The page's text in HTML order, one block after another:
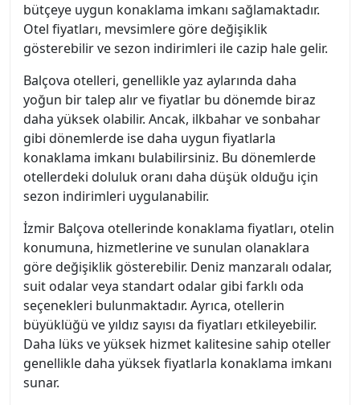
bütçeye uygun konaklama imkanı sağlamaktadır.
Otel fiyatları, mevsimlere göre değişiklik
gösterebilir ve sezon indirimleri ile cazip hale gelir.
Balçova otelleri, genellikle yaz aylarında daha
yoğun bir talep alır ve fiyatlar bu dönemde biraz
daha yüksek olabilir. Ancak, ilkbahar ve sonbahar
gibi dönemlerde ise daha uygun fiyatlarla
konaklama imkanı bulabilirsiniz. Bu dönemlerde
otellerdeki doluluk oranı daha düşük olduğu için
sezon indirimleri uygulanabilir.
İzmir Balçova otellerinde konaklama fiyatları, otelin
konumuna, hizmetlerine ve sunulan olanaklara
göre değişiklik gösterebilir. Deniz manzaralı odalar,
suit odalar veya standart odalar gibi farklı oda
seçenekleri bulunmaktadır. Ayrıca, otellerin
büyüklüğü ve yıldız sayısı da fiyatları etkileyebilir.
Daha lüks ve yüksek hizmet kalitesine sahip oteller
genellikle daha yüksek fiyatlarla konaklama imkanı
sunar.